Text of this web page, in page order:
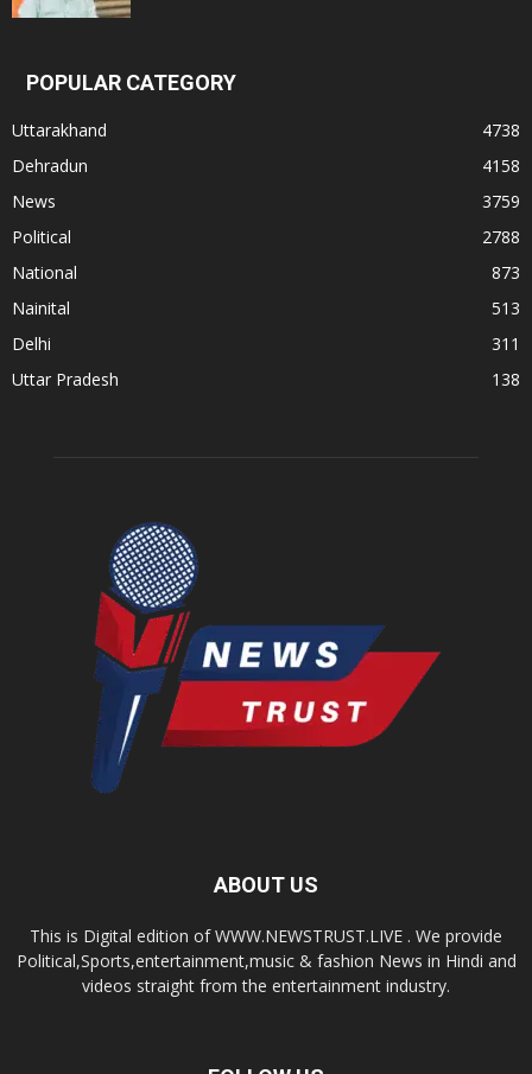
POPULAR CATEGORY
Uttarakhand
4738
Dehradun
4158
News
3759
Political
2788
National
873
Nainital
513
Delhi
311
Uttar Pradesh
138
ABOUT US
This is Digital edition of WWW.NEWSTRUST.LIVE . We provide
Political,Sports,entertainment,music & fashion News in Hindi and
videos straight from the entertainment industry.